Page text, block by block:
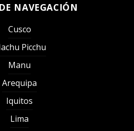
NAVEGACIÓN
Cusco
Picchu
Manu
Arequipa
Iquitos
Lima